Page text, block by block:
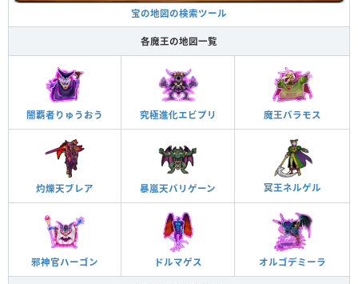
宝の地図の検索ツール
各魔王の地図一覧
闇覇者りゅうおう 究極進化エビプリ 魔王バラモス
灼爍天ブレア 暴嵐天バリゲーン 冥王ネルゲル
邪神官ハーゴン ドルマゲス オルゴデミーラ